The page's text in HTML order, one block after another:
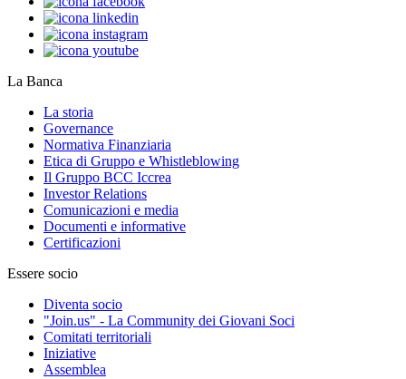
La Banca
La storia
Governance
Normativa Finanziaria
Etica di Gruppo e Whistleblowing
Il Gruppo BCC Iccrea
Investor Relations
Comunicazioni e media
Documenti e informative
Certificazioni
Essere socio
Diventa socio
"Join.us" - La Community dei Giovani Soci
Comitati territoriali
Iniziative
Assemblea